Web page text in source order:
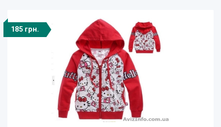
185 грн.